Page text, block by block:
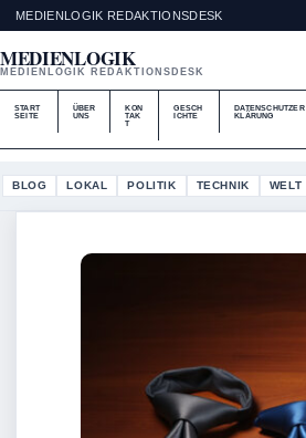
MEDIENLOGIK REDAKTIONSDESK
MEDIENLOGIK
MEDIENLOGIK REDAKTIONSDESK
START
SEITE
ÜBER
UNS
KON
TAK
T
GESCH
ICHTE
DATENSCHUTZER
KLÄRUNG
BLOG LOKAL POLITIK TECHNIK WELT